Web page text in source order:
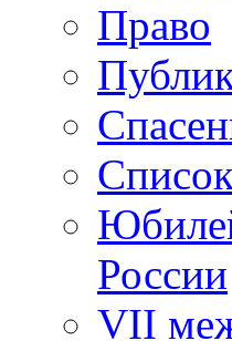
Право
России
VII